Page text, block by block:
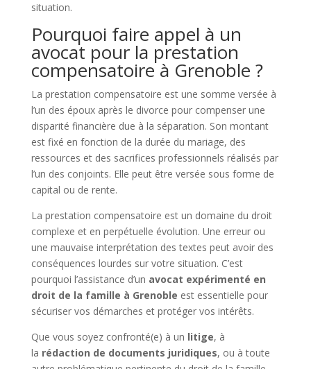
situation.
Pourquoi faire appel à un
avocat pour la prestation
compensatoire à Grenoble ?
La prestation compensatoire est une somme versée à
l’un des époux après le divorce pour compenser une
disparité financière due à la séparation. Son montant
est fixé en fonction de la durée du mariage, des
ressources et des sacrifices professionnels réalisés par
l’un des conjoints. Elle peut être versée sous forme de
capital ou de rente.
La prestation compensatoire est un domaine du droit
complexe et en perpétuelle évolution. Une erreur ou
une mauvaise interprétation des textes peut avoir des
conséquences lourdes sur votre situation. C’est
pourquoi l’assistance d’un avocat expérimenté en
droit de la famille à Grenoble est essentielle pour
sécuriser vos démarches et protéger vos intérêts.
Que vous soyez confronté(e) à un litige, à
la rédaction de documents juridiques, ou à toute